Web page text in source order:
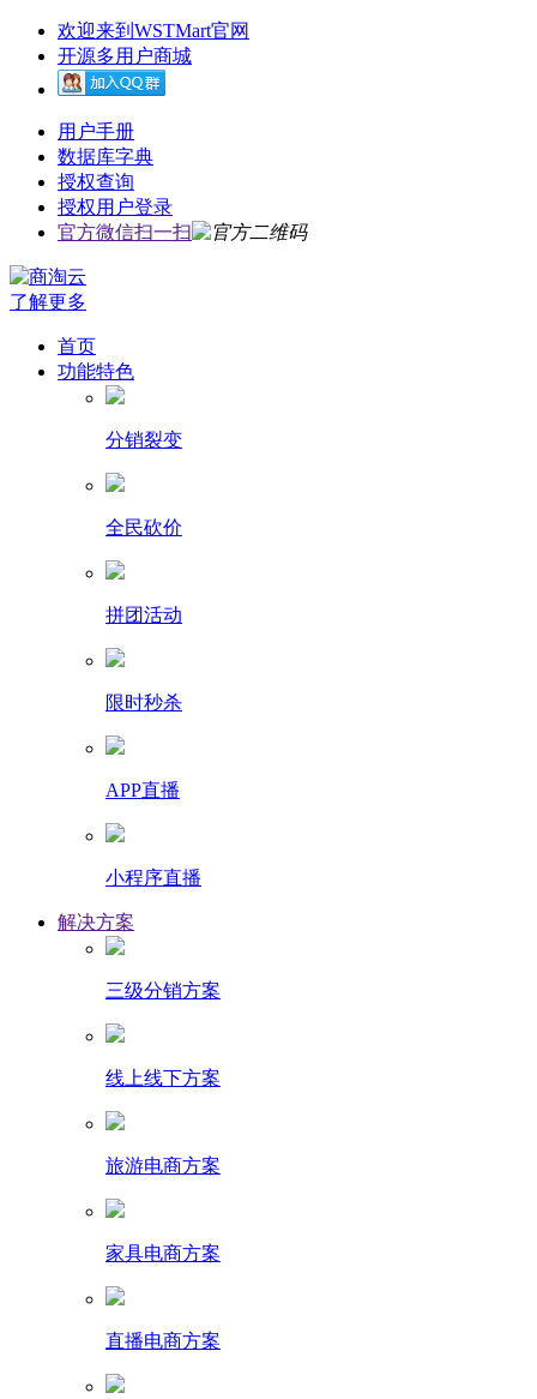
欢迎来到WSTMart官网
开源多用户商城
用户手册
数据库字典
授权查询
授权用户登录
官方微信扫一扫
了解更多
首页
功能特色
分销裂变
全民砍价
拼团活动
限时秒杀
APP直播
小程序直播
解决方案
三级分销方案
线上线下方案
旅游电商方案
家具电商方案
直播电商方案